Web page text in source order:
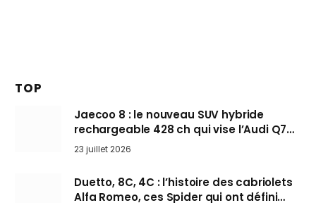
TOP
Jaecoo 8 : le nouveau SUV hybride
rechargeable 428 ch qui vise l’Audi Q7
arrive en Europe cet automne
23 juillet 2026
Duetto, 8C, 4C : l’histoire des cabriolets
Alfa Romeo, ces Spider qui ont défini